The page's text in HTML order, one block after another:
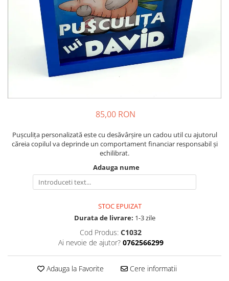
Body bebelusi personalizate
Perne personalizate
Plusuri personalizate
Agende personalizate
Etichete pentru sticla de vin
Sorturi Personalizate
Cadouri pentru Doctori
Cadouri Pensionare
Cadouri Profesori
85,00 RON
Pușculița personalizată este cu desăvârșire un cadou util cu ajutorul
căreia copilul va deprinde un comportament financiar responsabil și
echilibrat.
Adauga nume
STOC EPUIZAT
Durata de livrare: 1-3 zile
Cod Produs: C1032
Ai nevoie de ajutor? 0762566299
Adauga la Favorite Cere informatii